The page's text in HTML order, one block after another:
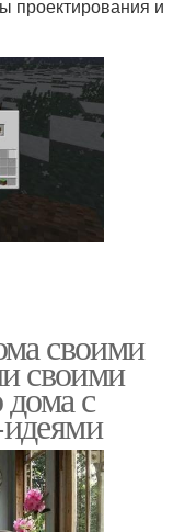
проектирования и
своими
своими
дома с